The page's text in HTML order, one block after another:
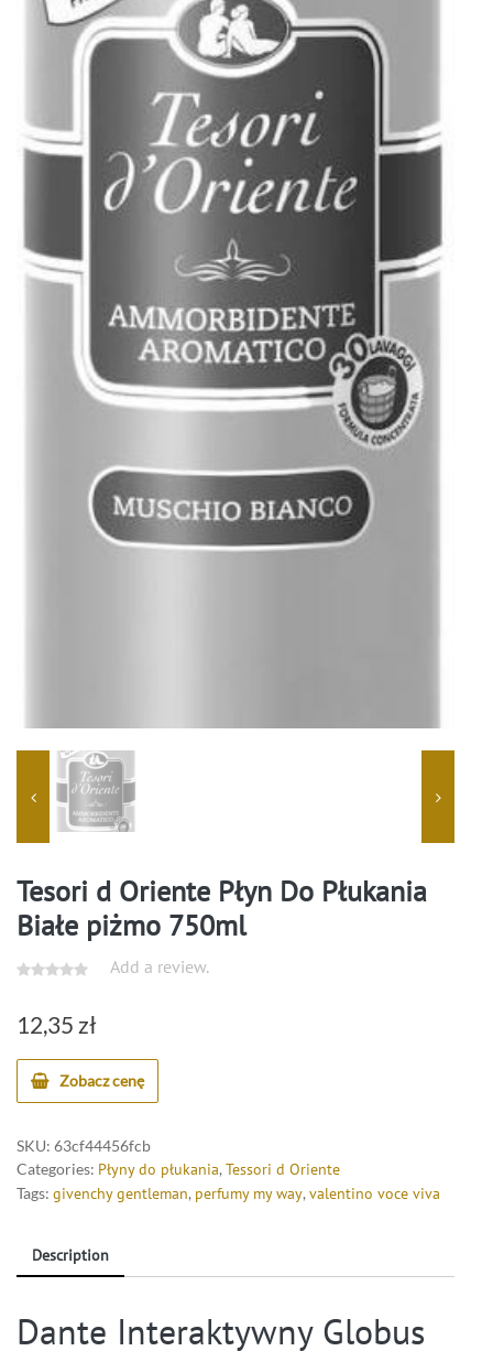
Tesori d Oriente Płyn Do Płukania
Białe piżmo 750ml
Add a review.
12,35 zł
Zobacz cenę
SKU: 63cf44456fcb
Categories: Płyny do płukania, Tessori d Oriente
Tags: givenchy gentleman, perfumy my way, valentino voce viva
Description
Dante Interaktywny Globus